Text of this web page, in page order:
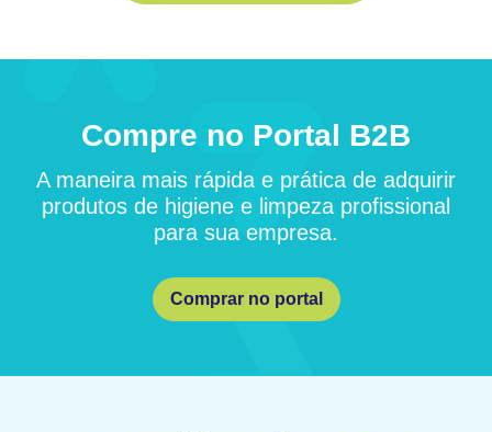
Compre no Portal B2B
A maneira mais rápida e prática de adquirir
produtos de higiene e limpeza profissional
para sua empresa.
Comprar no portal